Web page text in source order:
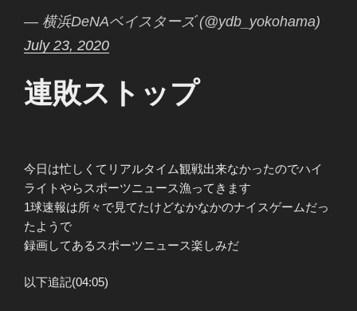
— 横浜DeNAベイスターズ (@ydb_yokohama)
July 23, 2020
連敗ストップ
今日は忙しくてリアルタイム観戦出来なかったのでハイ
ライトやらスポーツニュース漁ってきます
1球速報は所々で見てたけどなかなかのナイスゲームだっ
たようで
録画してあるスポーツニュース楽しみだ
以下追記(04:05)